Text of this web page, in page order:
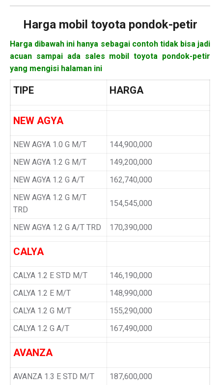
Harga mobil toyota pondok-petir
Harga dibawah ini hanya sebagai contoh tidak bisa jadi
acuan sampai ada sales mobil toyota pondok-petir
yang mengisi halaman ini
TIPE HARGA
NEW AGYA
NEW AGYA 1.0 G M/T
144,900,000
NEW AGYA 1.2 G M/T
149,200,000
NEW AGYA 1.2 G A/T
162,740,000
NEW AGYA 1.2 G M/T
TRD
154,545,000
NEW AGYA 1.2 G A/T TRD 170,390,000
CALYA
CALYA 1.2 E STD M/T
146,190,000
CALYA 1.2 E M/T
148,990,000
CALYA 1.2 G M/T
155,290,000
CALYA 1.2 G A/T
167,490,000
AVANZA
AVANZA 1.3 E STD M/T 187,600,000